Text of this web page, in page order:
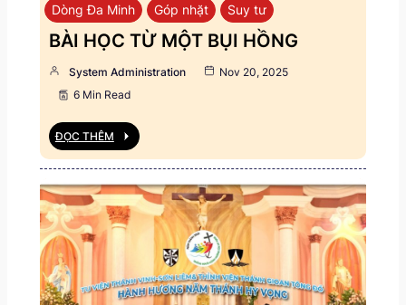
Dòng Đa Minh Góp nhặt Suy tư
BÀI HỌC TỪ MỘT BỤI HỒNG
System Administration
Nov 20, 2025
6 Min Read
ĐỌC THÊM